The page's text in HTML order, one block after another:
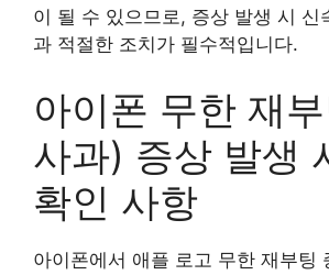
이 될 수 있으므로, 증상 발생 시 신
과 적절한 조치가 필수적입니다.
아이폰 무한 재
사과) 증상 발생
확인 사항
아이폰에서 애플 로고 무한 재부팅